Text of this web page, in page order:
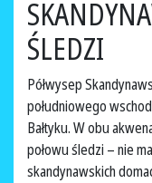
ŚLEDZI
Półwysep
południowego
Bałtyku. W obu
połowu śledzi – nie
skandynawskich